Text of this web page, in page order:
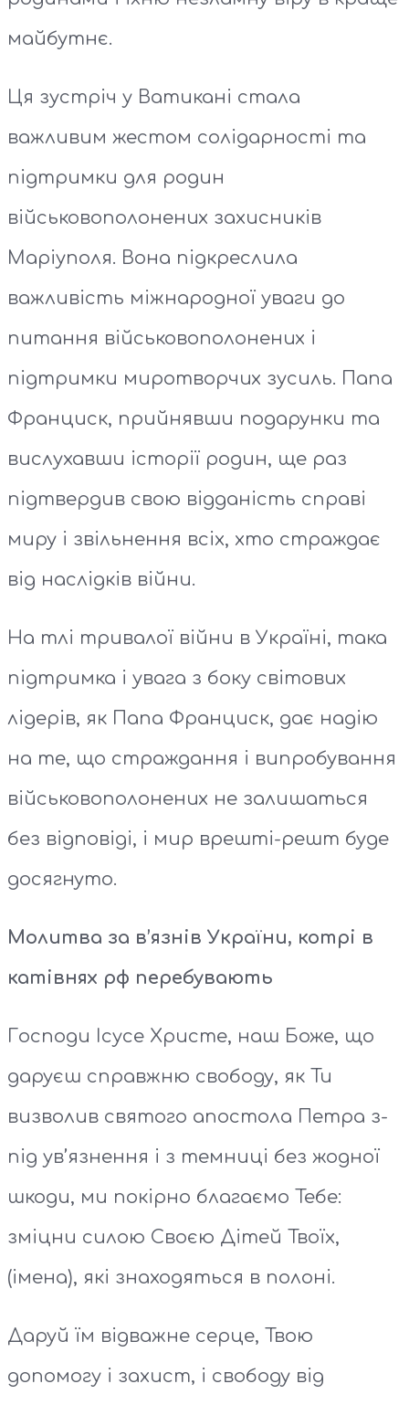
майбутнє.
Ця зустріч у Ватикані стала
важливим жестом солідарності та
підтримки для родин
військовополонених захисників
Маріуполя. Вона підкреслила
важливість міжнародної уваги до
питання військовополонених і
підтримки миротворчих зусиль. Папа
Франциск, прийнявши подарунки та
вислухавши історії родин, ще раз
підтвердив свою відданість справі
миру і звільнення всіх, хто страждає
від наслідків війни.
На тлі тривалої війни в Україні, така
підтримка і увага з боку світових
лідерів, як Папа Франциск, дає надію
на те, що страждання і випробування
військовополонених не залишаться
без відповіді, і мир врешті-решт буде
досягнуто.
Молитва за в’язнів України, котрі в
катівнях рф перебувають
Господи Ісусе Христе, наш Боже, що
даруєш справжню свободу, як Ти
визволив святого апостола Петра з-
під ув’язнення і з темниці без жодної
шкоди, ми покірно благаємо Тебе:
зміцни силою Своєю Дітей Твоїх,
(імена), які знаходяться в полоні.
Даруй їм відважне серце, Твою
допомогу і захист, і свободу від